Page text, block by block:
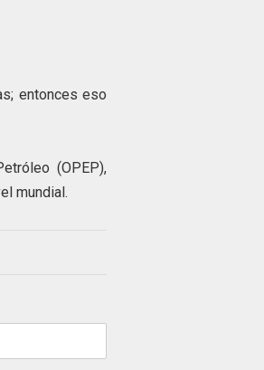
entonces eso
(OPEP),
mundial.